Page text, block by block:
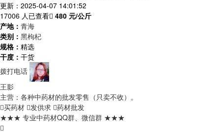
更新：2025-04-07 14:01:52
17006 人已查看 480 元/公斤
产地： 青海
类别： 黑枸杞
规格： 精选
干度： 干货
拨打电话
王影
主营：各种中药材的批发零售（只卖不收）。
买药材 发供求 药材批发
★★★ 专业中药材QQ群、微信群 ★★★